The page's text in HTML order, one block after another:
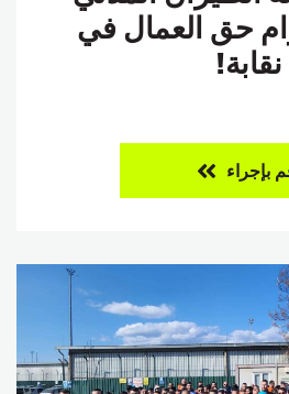
حق العمال في
بإجراء